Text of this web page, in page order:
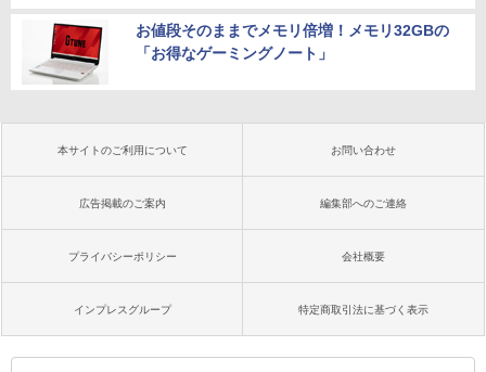
お値段そのままでメモリ倍増！メモリ32GBの
「お得なゲーミングノート」
本サイトのご利用について お問い合わせ
広告掲載のご案内 編集部へのご連絡
プライバシーポリシー 会社概要
インプレスグループ 特定商取引法に基づく表示